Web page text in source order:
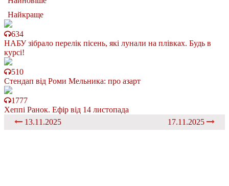
Найкраще
634
НАБУ зібрало перелік пісень, які лунали на плівках. Будь в
курсі!
510
Стендап від Роми Мельника: про азарт
1777
Хеппі Ранок. Ефір від 14 листопада
13.11.2025
17.11.2025